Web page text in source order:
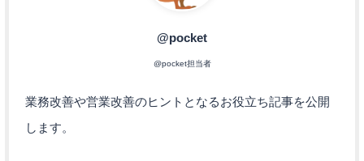
@pocket
@pocket担当者
業務改善や営業改善のヒントとなるお役立ち記事を公開
します。